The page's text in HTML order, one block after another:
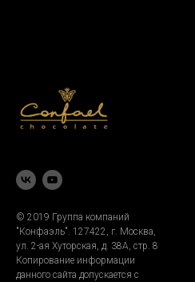
© 2019 Группа компаний
"Конфаэль". 127422, г. Москва,
ул. 2-ая Хуторская, д. 38А, стр. 8
Копирование информации
данного сайта допускается с